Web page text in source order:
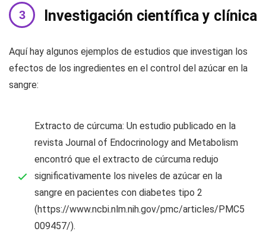
Investigación científica y clínica
Aquí hay algunos ejemplos de estudios que investigan los
efectos de los ingredientes en el control del azúcar en la
sangre:
Extracto de cúrcuma: Un estudio publicado en la
revista Journal of Endocrinology and Metabolism
encontró que el extracto de cúrcuma redujo
significativamente los niveles de azúcar en la
sangre en pacientes con diabetes tipo 2
(https://www.ncbi.nlm.nih.gov/pmc/articles/PMC5
009457/).